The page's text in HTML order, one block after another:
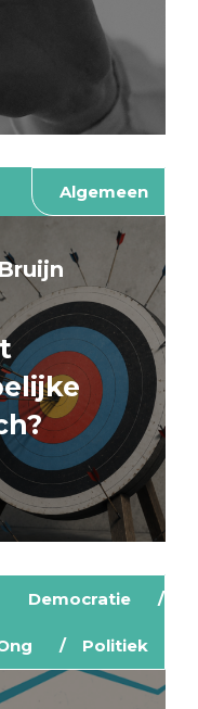
Algemeen
Democratie
Politiek